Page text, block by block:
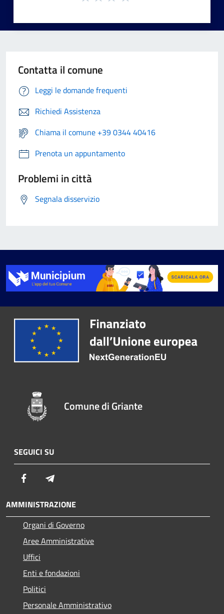
Contatta il comune
Leggi le domande frequenti
Richiedi Assistenza
Chiama il comune +39 0344 40416
Prenota un appuntamento
Problemi in città
Segnala disservizio
Comune di Griante
SEGUICI SU
Facebook
AMMINISTRAZIONE
Organi di Governo
Aree Amministrative
Uffici
Enti e fondazioni
Politici
Personale Amministrativo